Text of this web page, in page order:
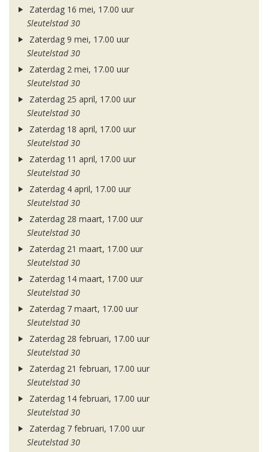
Zaterdag 16 mei, 17.00 uur
Sleutelstad 30
Zaterdag 9 mei, 17.00 uur
Sleutelstad 30
Zaterdag 2 mei, 17.00 uur
Sleutelstad 30
Zaterdag 25 april, 17.00 uur
Sleutelstad 30
Zaterdag 18 april, 17.00 uur
Sleutelstad 30
Zaterdag 11 april, 17.00 uur
Sleutelstad 30
Zaterdag 4 april, 17.00 uur
Sleutelstad 30
Zaterdag 28 maart, 17.00 uur
Sleutelstad 30
Zaterdag 21 maart, 17.00 uur
Sleutelstad 30
Zaterdag 14 maart, 17.00 uur
Sleutelstad 30
Zaterdag 7 maart, 17.00 uur
Sleutelstad 30
Zaterdag 28 februari, 17.00 uur
Sleutelstad 30
Zaterdag 21 februari, 17.00 uur
Sleutelstad 30
Zaterdag 14 februari, 17.00 uur
Sleutelstad 30
Zaterdag 7 februari, 17.00 uur
Sleutelstad 30